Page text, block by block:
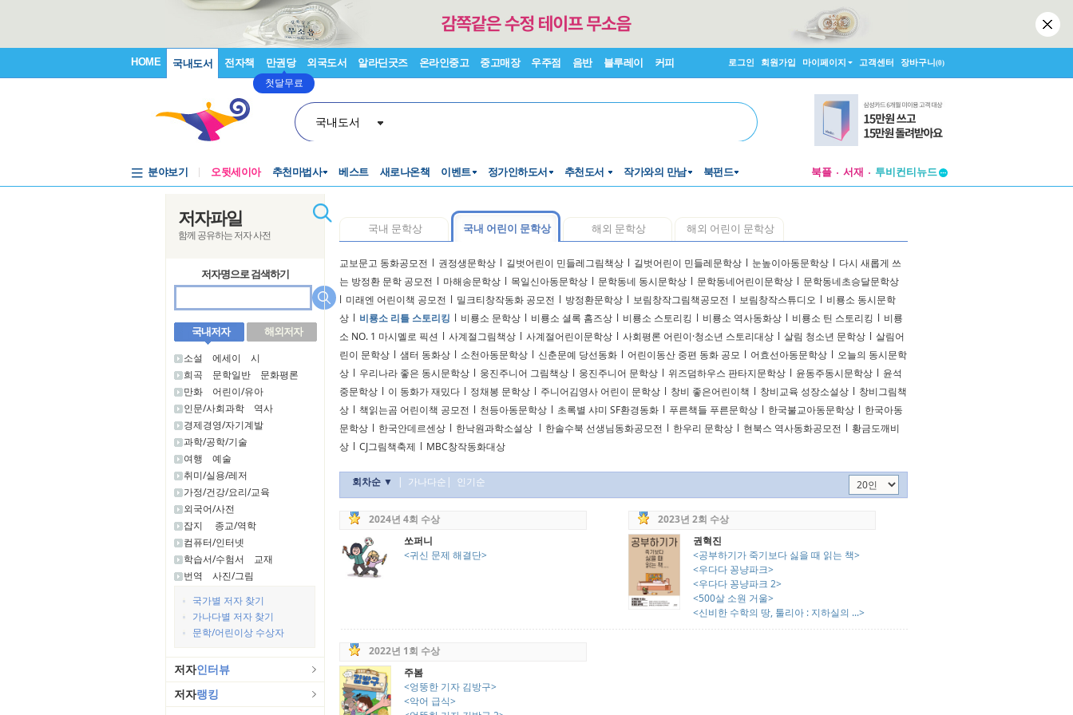
HOME 국내도서 전자책 만권당
첫달무료
외국도서 알라딘굿즈 온라인중고 중고매장 우주점 음반 블루레이 커피 로그인 회원가입 마이페이지 고객센터 장바구니(0)
국내도서
분야보기 오뒷세이아 추천마법사 베스트 새로나온책 이벤트 정가인하도서 추천도서 작가와의 만남 북펀드 북플 서재
투비컨티뉴드
저자파일
함께 공유하는 저자 사전
저자명으로 검색하기
국내저자 해외저자
소설 에세이
시
희곡
문학일반
문화평론
만화
어린이/유아
인문/사회과학
역사
경제경영/자기계발
과학/공학/기술
여행
예술
취미/실용/레저
가정/건강/요리/교육
외국어/사전
잡지
종교/역학
컴퓨터/인터넷
학습서/수험서
교재
번역
사진/그림
국가별 저자 찾기
가나다별 저자 찾기
문학/어린이상 수상자
저자인터뷰
저자랭킹
국내 문학상 국내 어린이 문학상 해외 문학상 해외 어린이 문학상
교보문고 동화공모전 l 권정생문학상 l 길벗어린이 민들레그림책상 l 길벗어린이 민들레문학상 l 눈높이아동문학상 l 다시 새롭게 쓰
는 방정환 문학 공모전 l 마해송문학상 l 목일신아동문학상 l 문학동네 동시문학상 l 문학동네어린이문학상 l 문학동네초승달문학상
l 미래엔 어린이책 공모전 l 밀크티창작동화 공모전 l 방정환문학상 l 보림창작그림책공모전 l 보림창작스튜디오 l 비룡소 동시문학
상 l 비룡소 리틀 스토리킹 l 비룡소 문학상 l 비룡소 셜록 홈즈상 l 비룡소 스토리킹 l 비룡소 역사동화상 l 비룡소 틴 스토리킹 l 비룡
소 NO. 1 마시멜로 픽션 l 사계절그림책상 l 사계절어린이문학상 l 사회평론 어린이·청소년 스토리대상 l 살림 청소년 문학상 l 살림어
린이 문학상 l 샘터 동화상 l 소천아동문학상 l 신춘문예 당선동화 l 어린이동산 중편 동화 공모 l 어효선아동문학상 l 오늘의 동시문학
상 l 우리나라 좋은 동시문학상 l 웅진주니어 그림책상 l 웅진주니어 문학상 l 위즈덤하우스 판타지문학상 l 윤동주동시문학상 l 윤석
중문학상 l 이 동화가 재밌다 l 정채봉 문학상 l 주니어김영사 어린이 문학상 l 창비 좋은어린이책 l 창비교육 성장소설상 l 창비그림책
상 l 책읽는곰 어린이책 공모전 l 천등아동문학상 l 초록별 샤미 SF환경동화 l 푸른책들 푸른문학상 l 한국불교아동문학상 l 한국아동
문학상 l 한국안데르센상 l 한낙원과학소설상 l 한솔수북 선생님동화공모전 l 한우리 문학상 l 현북스 역사동화공모전 l 황금도깨비
상 l CJ그림책축제 l MBC창작동화대상
회차순 ▼ | 가나다순 | 인기순
2024년 4회 수상
쏘퍼니
<귀신 문제 해결단>
2023년 2회 수상
권혁진
<공부하기가 죽기보다 싫을 때 읽는 책>
<우다다 꽁냥파크>
<우다다 꽁냥파크 2>
<500살 소원 거울>
<신비한 수학의 땅, 툴리아 : 지하실의 ...>
2022년 1회 수상
주봄
<엉뚱한 기자 김방구>
<악어 급식>